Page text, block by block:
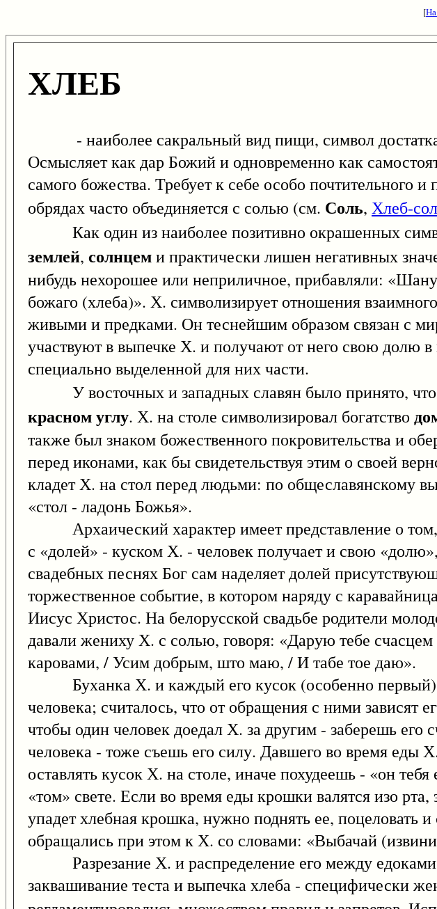
[
ХЛЕБ
- наиболее сакральный вид пищи, символ достатка,
Осмысляет как дар Божий и одновременно как
самого божества. Требует к себе особо почтительного
обрядах часто объединяется с солью (см. Соль, Хлеб-
Как один из наиболее позитивно окрашенных
землей, солнцеми практически лишен негативных
нибудь нехорошее или неприличное, прибавляли:
божаго (хлеба)». Х. символизирует отношения
живыми и предками. Он теснейшим образом связан с
участвуют в выпечке Х. и получают от него свою долю в
специально выделенной для них части.
У восточных и западных славян было принято,
красном углу. Х. на столе символизировал богатство
также был знаком божественного покровительства и
перед иконами, как бы свидетельствуя этим о своей
кладет Х. на стол перед людьми: по общеславянскому
«стол - ладонь Божья».
Архаический характер имеет представление о том,
с «долей» - куском Х. - человек получает и свою
свадебных песнях Бог сам наделяет долей
торжественное событие, в котором наряду с
Иисус Христос. На белорусской свадьбе родители
давали жениху Х. с солью, говоря: «Дарую тебе
каровами, / Усим добрым, што маю, / И табе тое даю».
Буханка Х. и каждый его кусок (особенно первый)
человека; считалось, что от обращения с ними зависят
чтобы один человек доедал Х. за другим - заберешь его
человека - тоже съешь его силу. Давшего во время еды
оставлять кусок Х. на столе, иначе похудеешь - «он тебя
«том» свете. Если во время еды крошки валятся изо
упадет хлебная крошка, нужно поднять ее, поцеловать
обращались при этом к Х. со словами: «Выбачай
Разрезание Х. и распределение его между
заквашивание теста и выпечка хлеба - специфически